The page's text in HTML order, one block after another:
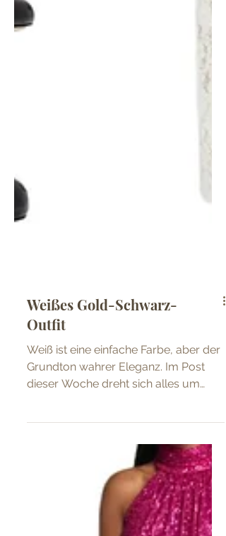
Outfit
Weiß ist eine einfache Farbe, aber der
Grundton wahrer Eleganz. Im Post
dieser Woche dreht sich alles um